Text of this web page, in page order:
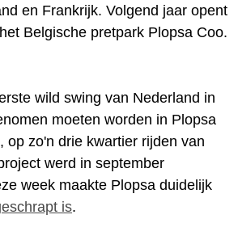
en Frankrijk. Volgend jaar opent
Belgische pretpark Plopsa Coo.
wild swing van Nederland in
moeten worden in Plopsa
op zo'n drie kwartier rijden van
werd in september
week maakte Plopsa duidelijk
is.